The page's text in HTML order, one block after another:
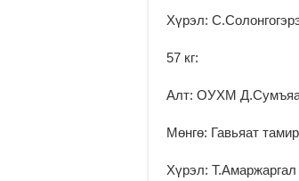
Хүрэл:
57 кг:
Алт: ОУХМ Д.Сумъяа
Мөнгө: Гавьяат
Хүрэл: